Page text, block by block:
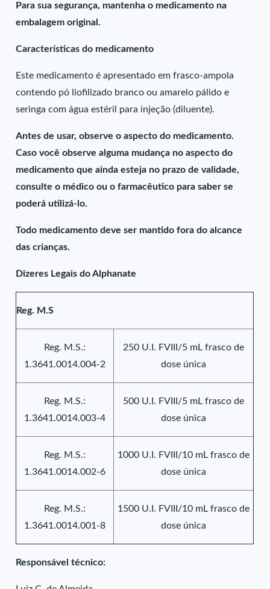
Para sua segurança, mantenha o medicamento na
embalagem original.
Características do medicamento
Este medicamento é apresentado em frasco-ampola
contendo pó liofilizado branco ou amarelo pálido e
seringa com água estéril para injeção (diluente).
Antes de usar, observe o aspecto do medicamento.
Caso você observe alguma mudança no aspecto do
medicamento que ainda esteja no prazo de validade,
consulte o médico ou o farmacêutico para saber se
poderá utilizá-lo.
Todo medicamento deve ser mantido fora do alcance
das crianças.
Dizeres Legais do Alphanate
Reg. M.S
Reg. M.S.:
1.3641.0014.004-2
250 U.I. FVIII/5 mL frasco de
dose única
Reg. M.S.:
1.3641.0014.003-4
500 U.I. FVIII/5 mL frasco de
dose única
Reg. M.S.:
1.3641.0014.002-6
1000 U.I. FVIII/10 mL frasco de
dose única
Reg. M.S.:
1.3641.0014.001-8
1500 U.I. FVIII/10 mL frasco de
dose única
Responsável técnico: